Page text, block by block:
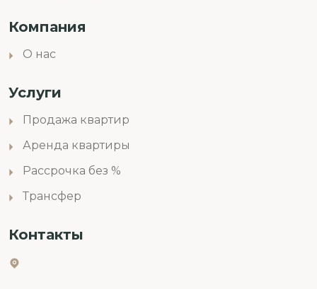
Компания
О нас
Услуги
Продажа квартир
Аренда квартиры
Рассрочка без %
Трансфер
Контакты